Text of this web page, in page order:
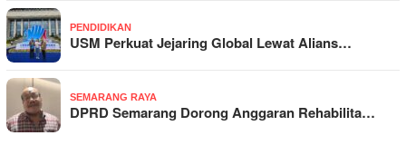
PENDIDIKAN
USM Perkuat Jejaring Global Lewat Alians…
SEMARANG RAYA
DPRD Semarang Dorong Anggaran Rehabilita…